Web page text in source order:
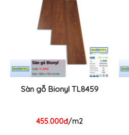
Sàn gỗ Bionyl TL8459
455.000đ/m2